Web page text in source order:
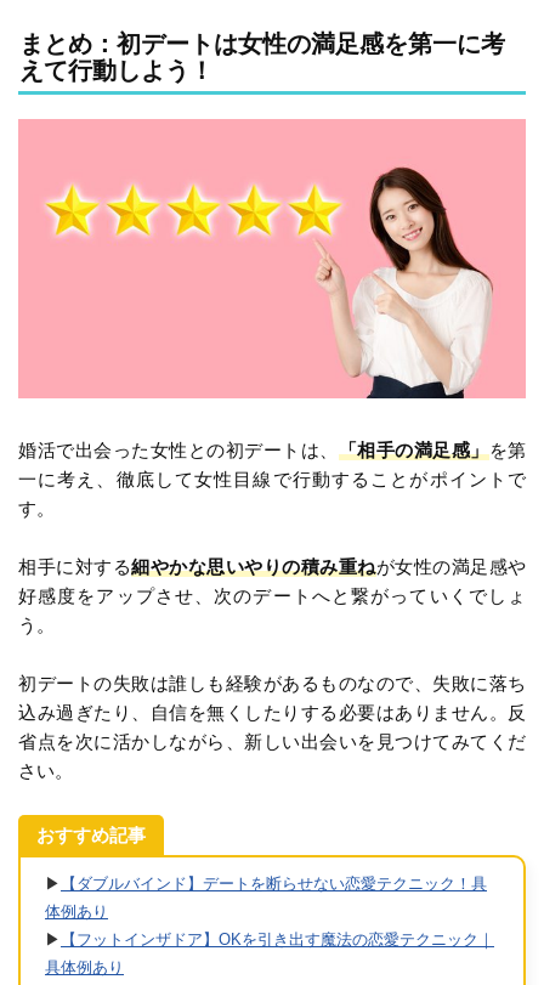
まとめ：初デートは女性の満足感を第一に考
えて行動しよう！
婚活で出会った女性との初デートは、 「相手の満足感」を第
一に考え、徹底して女性目線で行動することがポイントで
す。
相手に対する細やかな思いやりの積み重ねが女性の満足感や
好感度をアップさせ、次のデートへと繋がっていくでしょ
う。
初デートの失敗は誰しも経験があるものなので、失敗に落ち
込み過ぎたり、自信を無くしたりする必要はありません。反
省点を次に活かしながら、新しい出会いを見つけてみてくだ
さい。
おすすめ記事
▶︎
【ダブルバインド】デートを断らせない恋愛テクニック！具
体例あり
▶︎
【フットインザドア】OKを引き出す魔法の恋愛テクニック｜
具体例あり